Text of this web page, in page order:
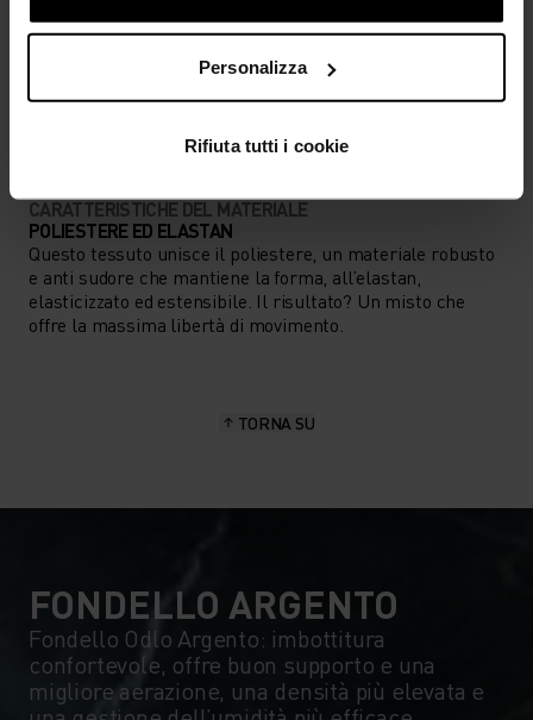
Personalizza
Rifiuta tutti i cookie
Ciclismo
CARATTERISTICHE DEL MATERIALE
POLIESTERE ED ELASTAN
Questo tessuto unisce il poliestere, un materiale robusto
e anti sudore che mantiene la forma, all’elastan,
elasticizzato ed estensibile. Il risultato? Un misto che
offre la massima libertà di movimento.
TORNA SU
FONDELLO ARGENTO
Fondello Odlo Argento: imbottitura
confortevole, offre buon supporto e una
migliore aerazione, una densità più elevata e